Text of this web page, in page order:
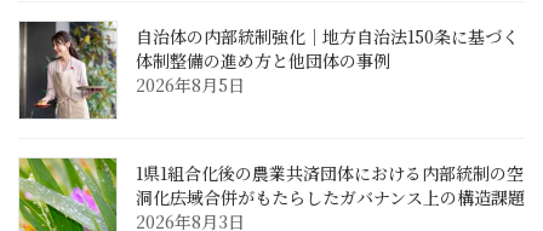
自治体の内部統制強化｜地方自治法150条に基づく
体制整備の進め方と他団体の事例
2026年8月5日
1県1組合化後の農業共済団体における内部統制の空
洞化――広域合併がもたらしたガバナンス上の構造課題
2026年8月3日